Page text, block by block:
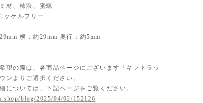
ミ材、柿渋、蜜蝋
ッケルフリー
横：約29mm 奥行：約5mm
望の際は、各商品ページにございます「ギフトラッ
ンよりご選択ください。
については、下記ページをご覧ください。
blog/2025/04/02/152126